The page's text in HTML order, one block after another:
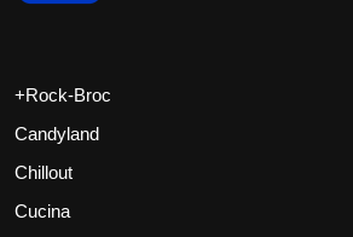
+Rock-Broc
Candyland
Chillout
Cucina